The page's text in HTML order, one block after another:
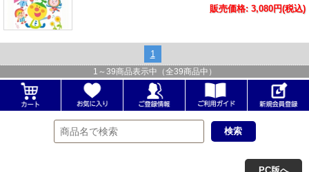
販売価格: 3,080円(税込)
1
1 ～ 39商品表示中（全39商品中）